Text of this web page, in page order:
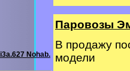
Nohab.
Паровозы
В продажу
модели